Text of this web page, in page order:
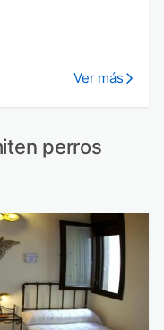
Ver más
perros